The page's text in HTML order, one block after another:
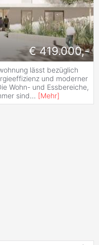
€ 419.000,-
lässt bezüglich
und moderner
Wohn- und Essbereiche,
sind... [Mehr]